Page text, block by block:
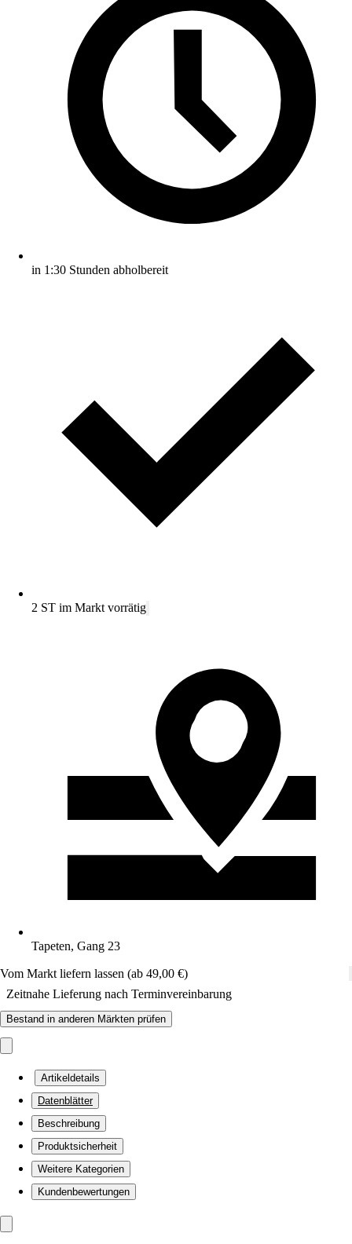
in 1:30 Stunden abholbereit
2 ST im Markt vorrätig
Tapeten, Gang 23
Vom Markt liefern lassen (ab 49,00 €)
Zeitnahe Lieferung nach Terminvereinbarung
Bestand in anderen Märkten prüfen
Artikeldetails
Datenblätter
Beschreibung
Produktsicherheit
Weitere Kategorien
Kundenbewertungen